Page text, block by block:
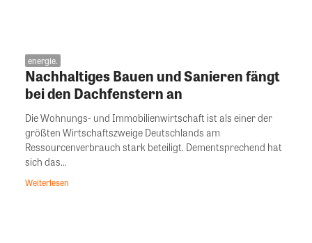
energie.
Nachhaltiges Bauen und Sanieren fängt
bei den Dachfenstern an
Die Wohnungs- und Immobilienwirtschaft ist als einer der
größten Wirtschaftszweige Deutschlands am
Ressourcenverbrauch stark beteiligt. Dementsprechend hat
sich das...
Weiterlesen